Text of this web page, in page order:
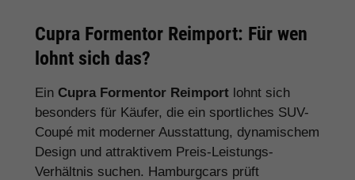
Cupra Formentor Reimport: Für wen
lohnt sich das?
Ein Cupra Formentor Reimport lohnt sich
besonders für Käufer, die ein sportliches SUV-
Coupé mit moderner Ausstattung, dynamischem
Design und attraktivem Preis-Leistungs-
Verhältnis suchen. Hamburgcars prüft